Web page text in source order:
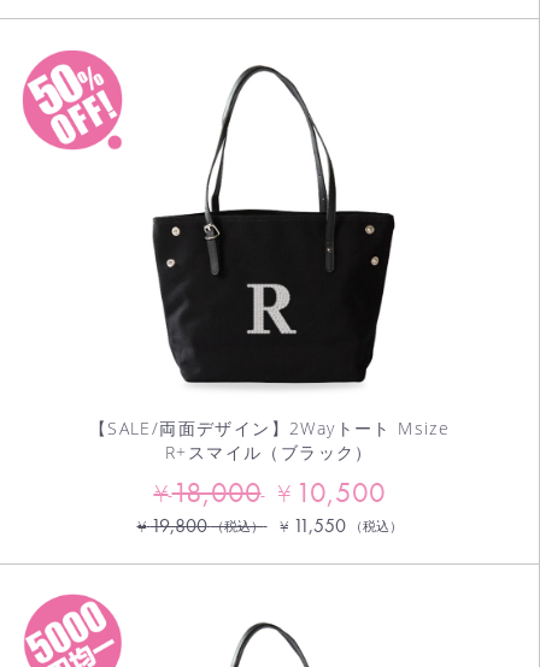
【SALE/両面デザイン】2Wayトート Msize
R+スマイル（ブラック）
¥18,000 ¥ 10,500
¥19,800 （税込） ¥ 11,550 （税込）